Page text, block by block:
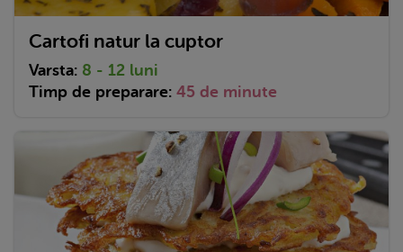
Cartofi natur la cuptor
Varsta: 8 - 12 luni
Timp de preparare: 45 de minute